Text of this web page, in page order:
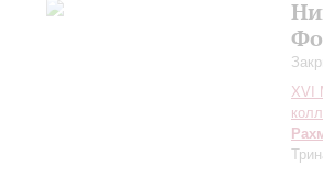
XVI